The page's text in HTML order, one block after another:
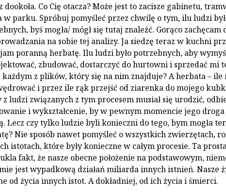
dookoła. Co Cię otacza? Może jest to zacisze gabinetu,
w parku. Spróbuj pomyśleć przez chwilę o tym, ilu ludzi
byś mogła/ mógł się tutaj znaleźć. Gorąco zachęcam
na sobie tej analizy. Ja siedzę teraz w kuchni
poranną herbatę. Ilu ludzi było potrzebnych, aby
zbudować, dostarczyć do hurtowni i sprzedać mi
każdym z plików, który się na nim znajduje? A herbata – ile
i przez ile rąk przejść od ziarenka do mojego
z ludzi związanych z tym procesem musiał się urodzić,
i wykształcenie, by w pewnym momencie jego droga
Lecz czy tylko ludzie byli konieczni do tego, bym mogła
Nie sposób nawet pomyśleć o wszystkich zwierzętach,
istotach, które były konieczne w całym procesie. Ta
fakt, że nasze obecne położenie na podstawowym,
jest wypadkową działań miliarda innych istnień. Nasze
od życia innych istot. A dokładniej, od ich życia i śmierci.